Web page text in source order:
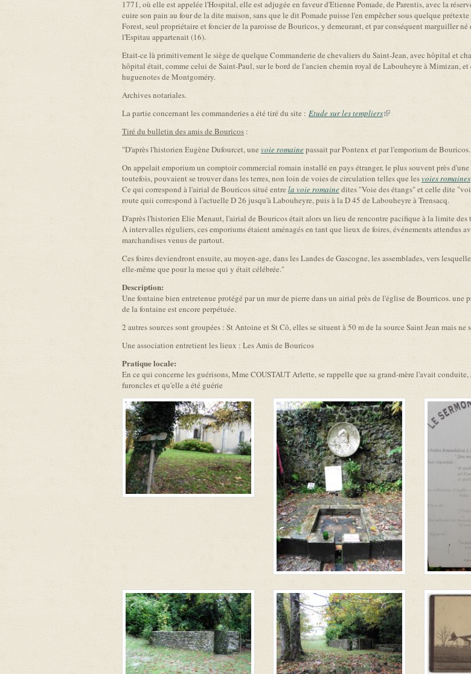
1771, où elle est appelée l'Hospital, elle est adjugée en faveur d'Etienne Pomade, de Parentis, avec la
cuire son pain au four de la dite maison, sans que le dit Pomade puisse l'en empêcher sous quelque
Forest, seul propriétaire et foncier de la paroisse de Bouricos, y demeurant, et par conséquent marguiller
l'Espitau appartenait (16).
Etait-ce là primitivement le siège de quelque Commanderie de chevaliers du Saint-Jean, avec hôpital et
hôpital était, comme celui de Saint-Paul, sur le bord de l'ancien chemin royal de Labouheyre à Mimizan,
huguenotes de Montgoméry.
Archives notariales.
La partie concernant les commanderies a été tiré du site : Etude sur les templiers(link is external)
Tiré du bulletin des amis de Bouricos :
"D'après l'historien Eugène Dufourcet, unevoie romainepassait par Pontenx et par l'emporium de Bouricos.
On appelait emporium un comptoir commercial romain installé en pays étranger, le plus souvent près
toutefois, pouvaient se trouver dans les terres, non loin de voies de circulation telles que lesvoies romaines
Ce qui correspond à l'airial de Bouricos situé entre la voie romainedites "Voie des étangs" et celle dite
route quii correspond à l'actuelle D 26 jusqu'à Labouheyre, puis à la D 45 de Labouheyre à Trensacq.
D'après l'historien Elie Menaut, l'airial de Bouricos était alors un lieu de rencontre pacifique à la limite des
A intervalles réguliers, ces emporiums étaient aménagés en tant que lieux de foires, événements attendus
marchandises venus de partout.
Ces foires deviendront ensuite, au moyen-age, dans les Landes de Gascogne, les assemblades, vers
elle-même que pour la messe qui y était célébrée."
Description:
Une fontaine bien entretenue protégé par un mur de pierre dans un airial près de l'église de Bourricos.
de la fontaine est encore perpétuée.
2 autres sources sont groupées : St Antoine et St Cô, elles se situent à 50 m de la source Saint Jean mais
Une association entretient les lieux : Les Amis de Bouricos
Pratique locale:
En ce qui concerne les guérisons, Mme COUSTAUT Arlette, se rappelle que sa grand-mère l'avait
furoncles et qu'elle a été guérie